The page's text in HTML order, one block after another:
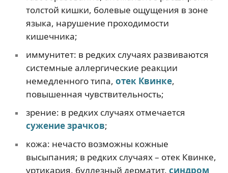
толстой кишки, болевые ощущения в зоне
языка, нарушение проходимости
кишечника;
иммунитет: в редких случаях развиваются
системные аллергические реакции
немедленного типа, отек Квинке,
повышенная чувствительность;
зрение: в редких случаях отмечается
сужение зрачков;
кожа: нечасто возможны кожные
высыпания; в редких случаях – отек Квинке,
уртикария, буллезный дерматит, синдром